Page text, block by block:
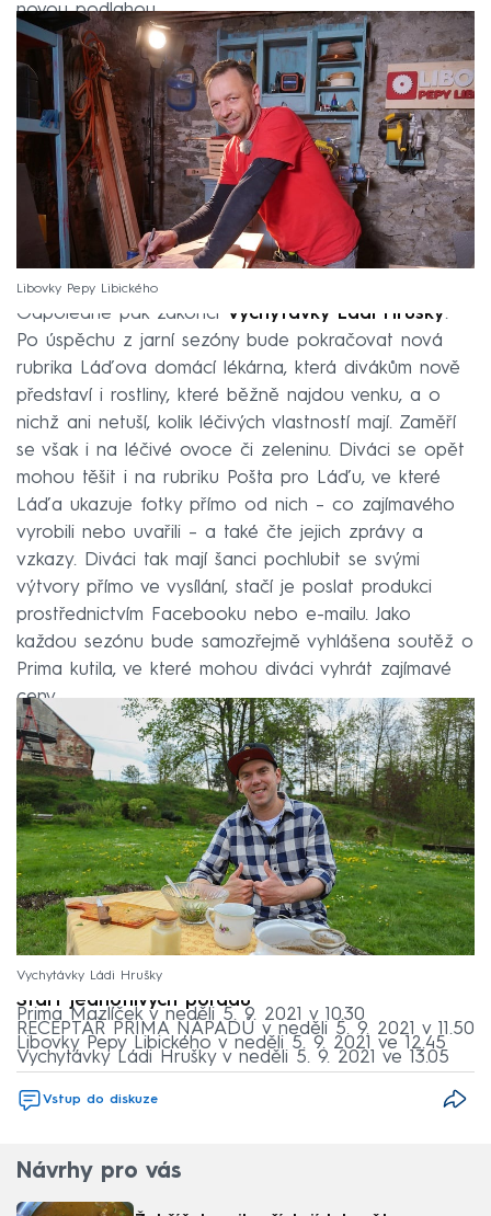
novou podlahou.
Libovky Pepy Libického
Odpoledne pak zakončí Vychytávky Ládi Hrušky.
Po úspěchu z jarní sezóny bude pokračovat nová
rubrika Láďova domácí lékárna, která divákům nově
představí i rostliny, které běžně najdou venku, a o
nichž ani netuší, kolik léčivých vlastností mají. Zaměří
se však i na léčivé ovoce či zeleninu. Diváci se opět
mohou těšit i na rubriku Pošta pro Láďu, ve které
Láďa ukazuje fotky přímo od nich – co zajímavého
vyrobili nebo uvařili – a také čte jejich zprávy a
vzkazy. Diváci tak mají šanci pochlubit se svými
výtvory přímo ve vysílání, stačí je poslat produkci
prostřednictvím Facebooku nebo e-mailu. Jako
každou sezónu bude samozřejmě vyhlášena soutěž o
Prima kutila, ve které mohou diváci vyhrát zajímavé
ceny.
Vychytávky Ládi Hrušky
Start jednotlivých pořadů
Prima Mazlíček v neděli 5. 9. 2021 v 10.30
RECEPTÁŘ PRIMA NÁPADŮ v neděli 5. 9. 2021 v 11.50
Libovky Pepy Libického v neděli 5. 9. 2021 ve 12.45
Vychytávky Ládi Hrušky v neděli 5. 9. 2021 ve 13.05
Vstup do diskuze
Návrhy pro vás